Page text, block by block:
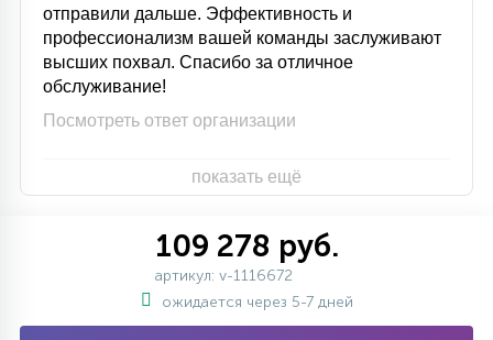
отправили дальше. Эффективность и
профессионализм вашей команды заслуживают
высших похвал. Спасибо за отличное
обслуживание!
Посмотреть ответ организации
показать ещё
109 278 руб.
артикул: v-1116672
ожидается через 5-7 дней